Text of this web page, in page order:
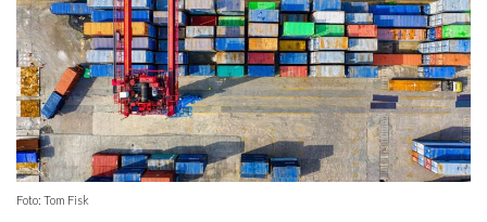
Foto: Tom Fisk